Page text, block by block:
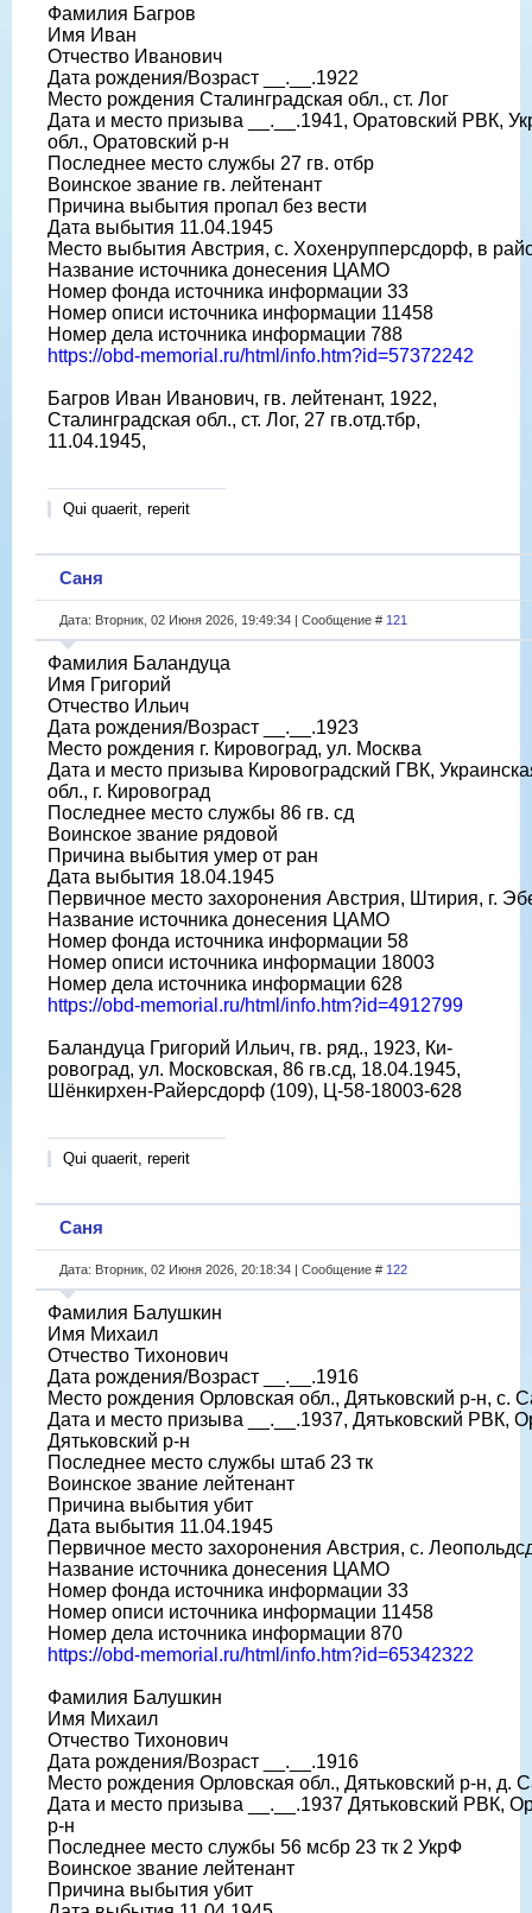
Фамилия Багров
Имя Иван
Отчество Иванович
Дата рождения/Возраст __.__.1922
Место рождения Сталинградская обл., ст. Лог
Дата и место призыва __.__.1941, Оратовский РВК,
обл., Оратовский р-н
Последнее место службы 27 гв. отбр
Воинское звание гв. лейтенант
Причина выбытия пропал без вести
Дата выбытия 11.04.1945
Место выбытия Австрия, с. Хохенрупперсдорф, в
Название источника донесения ЦАМО
Номер фонда источника информации 33
Номер описи источника информации 11458
Номер дела источника информации 788
https://obd-memorial.ru/html/info.htm?id=57372242
Багров Иван Иванович, гв. лейтенант, 1922,
Сталинградская обл., ст. Лог, 27 гв.отд.тбр,
11.04.1945,
Qui quaerit, reperit
Саня
Дата: Вторник, 02 Июня 2026, 19:49:34 | Сообщение # 121
Фамилия Баландуца
Имя Григорий
Отчество Ильич
Дата рождения/Возраст __.__.1923
Место рождения г. Кировоград, ул. Москва
Дата и место призыва Кировоградский ГВК,
обл., г. Кировоград
Последнее место службы 86 гв. сд
Воинское звание рядовой
Причина выбытия умер от ран
Дата выбытия 18.04.1945
Первичное место захоронения Австрия, Штирия, г.
Название источника донесения ЦАМО
Номер фонда источника информации 58
Номер описи источника информации 18003
Номер дела источника информации 628
https://obd-memorial.ru/html/info.htm?id=4912799
Баландуца Григорий Ильич, гв. ряд., 1923, Ки-
ровоград, ул. Московская, 86 гв.сд, 18.04.1945,
Шёнкирхен-Райерсдорф (109), Ц-58-18003-628
Qui quaerit, reperit
Саня
Дата: Вторник, 02 Июня 2026, 20:18:34 | Сообщение # 122
Фамилия Балушкин
Имя Михаил
Отчество Тихонович
Дата рождения/Возраст __.__.1916
Место рождения Орловская обл., Дятьковский р-н, с.
Дата и место призыва __.__.1937, Дятьковский РВК,
Дятьковский р-н
Последнее место службы штаб 23 тк
Воинское звание лейтенант
Причина выбытия убит
Дата выбытия 11.04.1945
Первичное место захоронения Австрия, с.
Название источника донесения ЦАМО
Номер фонда источника информации 33
Номер описи источника информации 11458
Номер дела источника информации 870
https://obd-memorial.ru/html/info.htm?id=65342322
Фамилия Балушкин
Имя Михаил
Отчество Тихонович
Дата рождения/Возраст __.__.1916
Место рождения Орловская обл., Дятьковский р-н, д.
Дата и место призыва __.__.1937 Дятьковский РВК,
р-н
Последнее место службы 56 мсбр 23 тк 2 УкрФ
Воинское звание лейтенант
Причина выбытия убит